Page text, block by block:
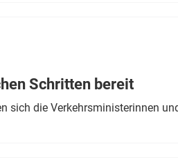
Schritten bereit
sich die Verkehrsministerinnen